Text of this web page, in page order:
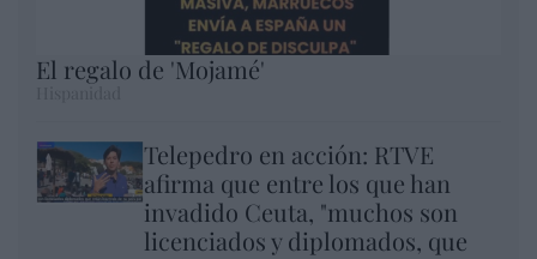
El regalo de 'Mojamé'
Telepedro en acción: RTVE
afirma que entre los que han
invadido Ceuta, "muchos son
licenciados y diplomados, que